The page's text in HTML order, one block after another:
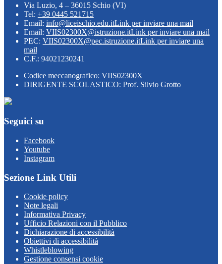
Via Luzio, 4 – 36015 Schio (VI)
Tel: +39 0445 521715
Email: info@liceischio.edu.itLink per inviare una mail
Email: VIIS02300X@istruzione.itLink per inviare una mail
PEC: VIIS02300X@pec.istruzione.itLink per inviare una
mail
C.F.: 94021230241
Codice meccanografico: VIIS02300X
DIRIGENTE SCOLASTICO: Prof. Silvio Grotto
Seguici su
Facebook
Youtube
Instagram
Sezione Link Utili
Cookie policy
Note legali
Informativa Privacy
Ufficio Relazioni con il Pubblico
Dichiarazione di accessibilità
Obiettivi di accessibilità
Whistleblowing
Gestione consensi cookie